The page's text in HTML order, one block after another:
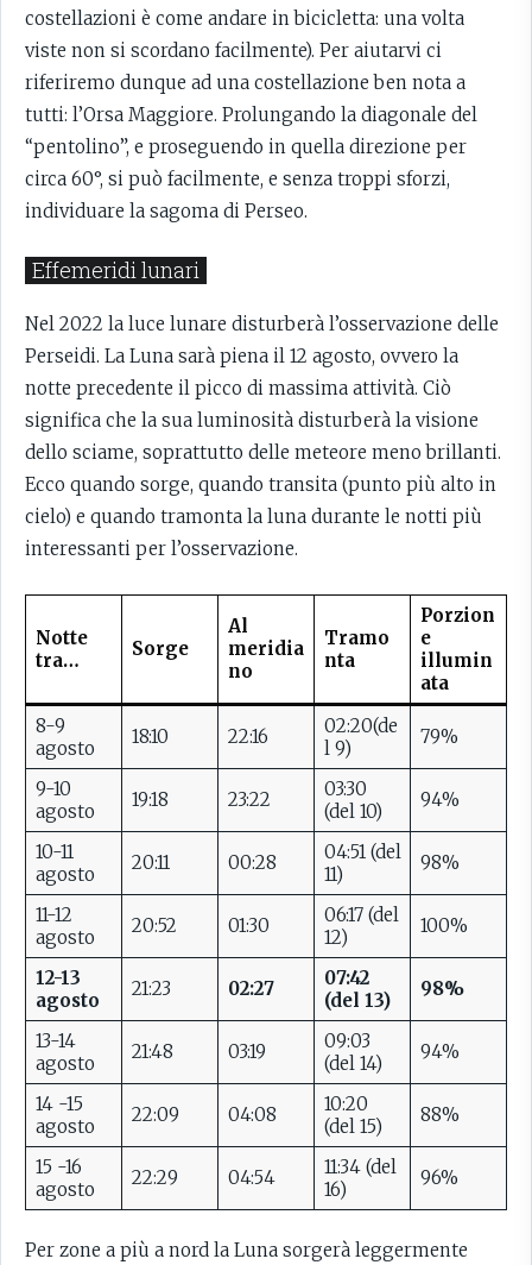
costellazioni è come andare in bicicletta: una volta
viste non si scordano facilmente). Per aiutarvi ci
riferiremo dunque ad una costellazione ben nota a
tutti: l’Orsa Maggiore. Prolungando la diagonale del
“pentolino”, e proseguendo in quella direzione per
circa 60°, si può facilmente, e senza troppi sforzi,
individuare la sagoma di Perseo.
Effemeridi lunari
Nel 2022 la luce lunare disturberà l’osservazione delle
Perseidi. La Luna sarà piena il 12 agosto, ovvero la
notte precedente il picco di massima attività. Ciò
significa che la sua luminosità disturberà la visione
dello sciame, soprattutto delle meteore meno brillanti.
Ecco quando sorge, quando transita (punto più alto in
cielo) e quando tramonta la luna durante le notti più
interessanti per l’osservazione.
Notte
tra…
Sorge
Al
meridia
no
Tramo
nta
Porzion
e
illumin
ata
8-9
agosto
18:10 22:16
02:20(de
l 9)
79%
9-10
agosto
19:18 23:22
03:30
(del 10)
94%
10-11
agosto
20:11 00:28
04:51 (del
11)
98%
11-12
agosto
20:52 01:30
06:17 (del
12)
100%
12-13
agosto
21:23 02:27
07:42
(del 13)
98%
13-14
agosto
21:48 03:19
09:03
(del 14)
94%
14 -15
agosto
22:09 04:08
10:20
(del 15)
88%
15 -16
agosto
22:29 04:54
11:34 (del
16)
96%
Per zone a più a nord la Luna sorgerà leggermente